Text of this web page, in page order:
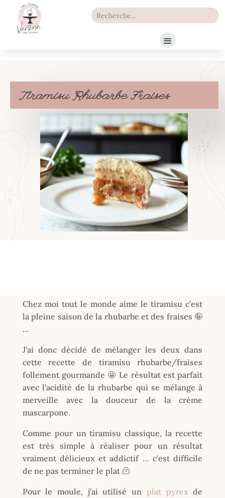
Tiramisu Rhubarbe Fraises
Chez moi tout le monde aime le tiramisu c’est
la pleine saison de la rhubarbe et des fraises 🤪
…
J’ai donc décidé de mélanger les deux dans
cette recette de tiramisu rhubarbe/fraises
follement gourmande 🤩 Le résultat est parfait
avec l’acidité de la rhubarbe qui se mélange à
merveille avec la douceur de la crème
mascarpone.
Comme pour un tiramisu classique, la recette
est très simple à réaliser pour un résultat
vraiment délicieux et addictif … c’est difficile
de ne pas terminer le plat 🫠
Pour le moule, j’ai utilisé un plat pyrex de